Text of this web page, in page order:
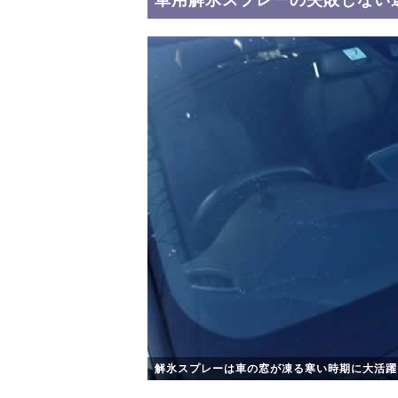
解氷スプレーは車の窓が凍る寒い時期に大活